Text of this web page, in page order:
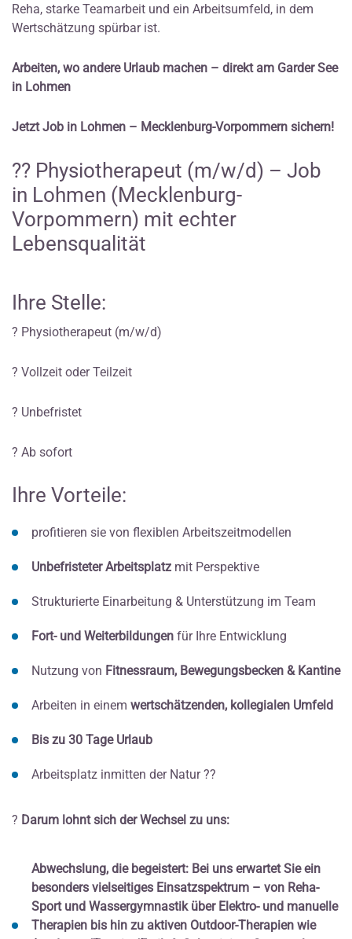
Reha, starke Teamarbeit und ein Arbeitsumfeld, in dem
Wertschätzung spürbar ist.
Arbeiten, wo andere Urlaub machen – direkt am Garder See
in Lohmen
Jetzt Job in Lohmen – Mecklenburg-Vorpommern sichern!
?? Physiotherapeut (m/w/d) – Job
in Lohmen (Mecklenburg-
Vorpommern) mit echter
Lebensqualität
Ihre Stelle:
? Physiotherapeut (m/w/d)
? Vollzeit oder Teilzeit
? Unbefristet
? Ab sofort
Ihre Vorteile:
profitieren sie von flexiblen Arbeitszeitmodellen
Unbefristeter Arbeitsplatz mit Perspektive
Strukturierte Einarbeitung & Unterstützung im Team
Fort- und Weiterbildungen für Ihre Entwicklung
Nutzung von Fitnessraum, Bewegungsbecken & Kantine
Arbeiten in einem wertschätzenden, kollegialen Umfeld
Bis zu 30 Tage Urlaub
Arbeitsplatz inmitten der Natur ??
? Darum lohnt sich der Wechsel zu uns:
Abwechslung, die begeistert: Bei uns erwartet Sie ein
besonders vielseitiges Einsatzspektrum – von Reha-
Sport und Wassergymnastik über Elektro- und manuelle
Therapien bis hin zu aktiven Outdoor-Therapien wie